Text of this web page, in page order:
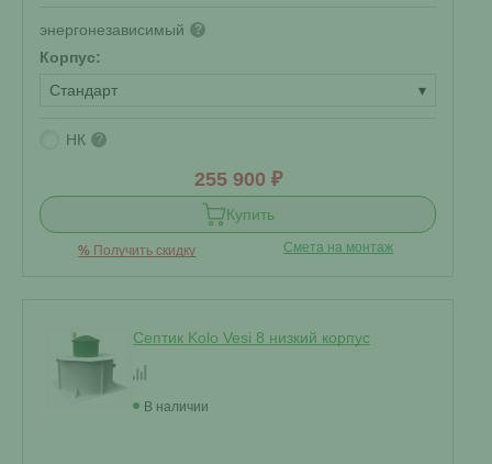
энергонезависимый ?
Корпус:
Стандарт
▾
НК ?
255 900 ₽
Купить
% Получить скидку Смета на монтаж
Септик Kolo Vesi 8 низкий корпус
В наличии